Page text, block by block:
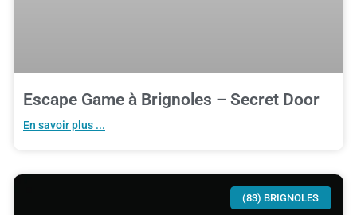
Escape Game à Brignoles – Secret Door
En savoir plus ...
(83) BRIGNOLES